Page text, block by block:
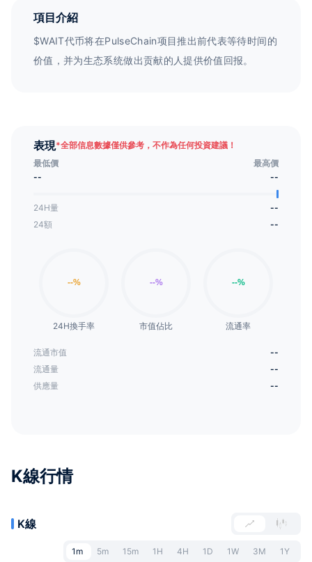
項目介紹
$WAIT代币将在PulseChain项目推出前代表等待时间的
价值，并为生态系统做出贡献的人提供价值回报。
表現*全部信息數據僅供參考，不作為任何投資建議！
最低價
最高價
--
--
24H量
--
24額
--
24H換手率 市值佔比 流通率
流通市值
--
流通量
--
供應量
--
K線行情
K線
1m 5m 15m 1H 4H 1D 1W 3M 1Y